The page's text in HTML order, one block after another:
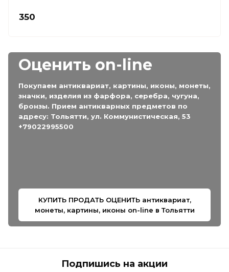
350
Оценить on-line
Покупаем антиквариат, картины, иконы, монеты,
значки, изделия из фарфора, серебра, чугуна,
бронзы. Прием антикварных предметов по
адресу: Тольятти, ул. Коммунистическая, 53
+79022995500
КУПИТЬ ПРОДАТЬ ОЦЕНИТЬ антиквариат,
монеты, картины, иконы on-line в Тольятти
Подпишись на акции